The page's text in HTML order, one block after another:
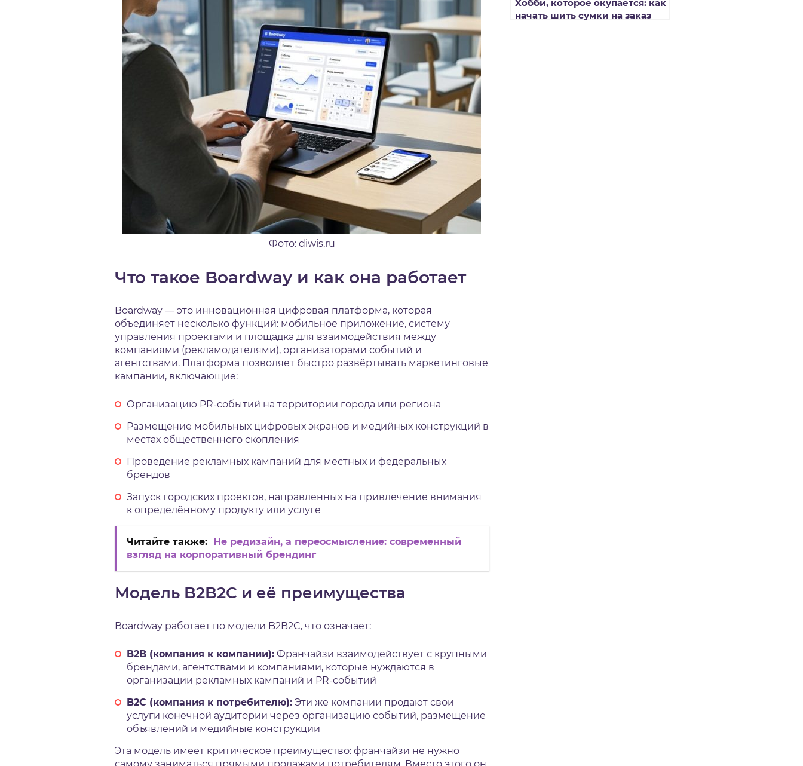
Фото: diwis.ru
Что такое Boardway и как она работает
Boardway — это инновационная цифровая платформа, которая
объединяет несколько функций: мобильное приложение, систему
управления проектами и площадка для взаимодействия между
компаниями (рекламодателями), организаторами событий и
агентствами. Платформа позволяет быстро развёртывать маркетинговые
кампании, включающие:
Организацию PR-событий на территории города или региона
Размещение мобильных цифровых экранов и медийных конструкций в
местах общественного скопления
Проведение рекламных кампаний для местных и федеральных
брендов
Запуск городских проектов, направленных на привлечение внимания
к определённому продукту или услуге
Читайте также:
Не редизайн, а переосмысление: современный
взгляд на корпоративный брендинг
Модель B2B2C и её преимущества
Boardway работает по модели B2B2C, что означает:
B2B (компания к компании): Франчайзи взаимодействует с крупными
брендами, агентствами и компаниями, которые нуждаются в
организации рекламных кампаний и PR-событий
B2C (компания к потребителю): Эти же компании продают свои
услуги конечной аудитории через организацию событий, размещение
объявлений и медийные конструкции
Эта модель имеет критическое преимущество: франчайзи не нужно
Хобби, которое окупается: как
начать шить сумки на заказ